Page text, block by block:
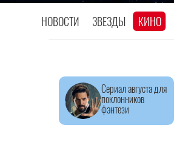
НОВОСТИ ЗВЕЗДЫ КИНО
Сериал августа для
поклонников
фэнтези